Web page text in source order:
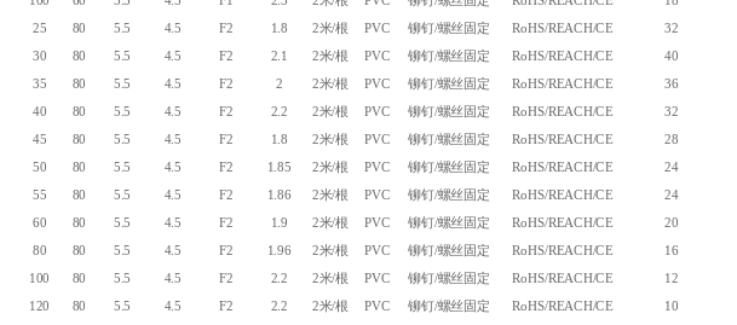
25 80 5.5 4.5 F2 1.8 2米/根 PVC 铆钉/螺丝固定 RoHS/REACH/CE
32
30 80 5.5 4.5 F2 2.1 2米/根 PVC 铆钉/螺丝固定 RoHS/REACH/CE
40
35 80 5.5 4.5 F2 2 2米/根 PVC 铆钉/螺丝固定 RoHS/REACH/CE
36
40 80 5.5 4.5 F2 2.2 2米/根 PVC 铆钉/螺丝固定 RoHS/REACH/CE
32
45 80 5.5 4.5 F2 1.8 2米/根 PVC 铆钉/螺丝固定 RoHS/REACH/CE
28
50 80 5.5 4.5 F2 1.85 2米/根 PVC 铆钉/螺丝固定 RoHS/REACH/CE
24
55 80 5.5 4.5 F2 1.86 2米/根 PVC 铆钉/螺丝固定 RoHS/REACH/CE
24
60 80 5.5 4.5 F2 1.9 2米/根 PVC 铆钉/螺丝固定 RoHS/REACH/CE
20
80 80 5.5 4.5 F2 1.96 2米/根 PVC 铆钉/螺丝固定 RoHS/REACH/CE
16
100 80 5.5 4.5 F2 2.2 2米/根 PVC 铆钉/螺丝固定 RoHS/REACH/CE
12
120 80 5.5 4.5 F2 2.2 2米/根 PVC 铆钉/螺丝固定 RoHS/REACH/CE
10